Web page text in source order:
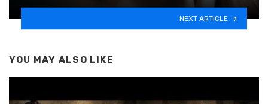
NEXT ARTICLE
YOU MAY ALSO LIKE